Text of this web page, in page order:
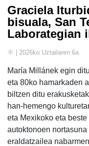
Graciela
bisuala, San
Laborategian
| 2026ko Uztailaren 6a
María Millánek egin
eta 80ko hamarkaden
biltzen ditu
han-hemengo
eta Mexikoko eta
autoktonoen
eraldatzailea